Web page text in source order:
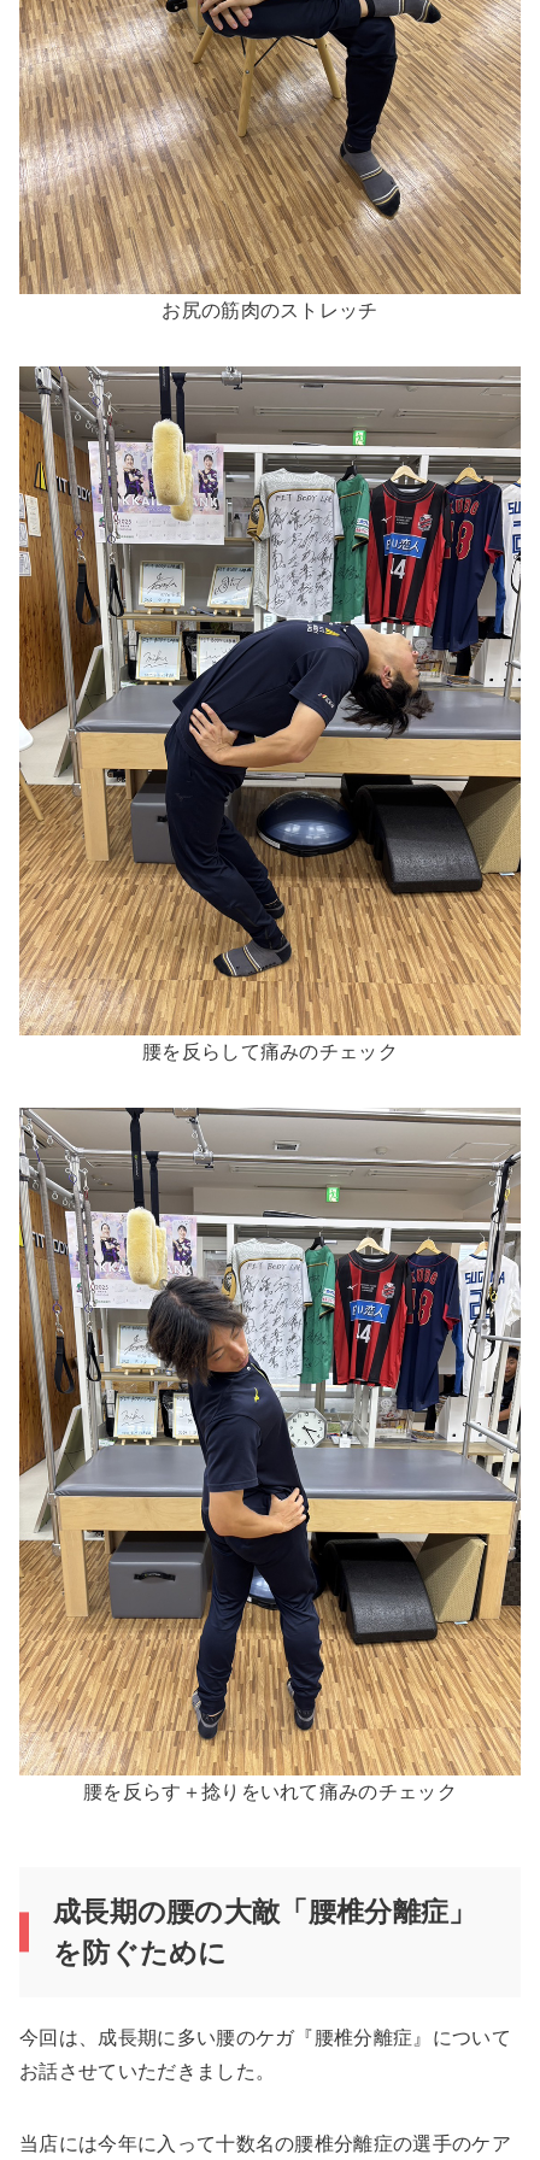
お尻の筋肉のストレッチ
腰を反らして痛みのチェック
腰を反らす＋捻りをいれて痛みのチェック
成長期の腰の大敵「腰椎分離症」
を防ぐために
今回は、成長期に多い腰のケガ『腰椎分離症』について
お話させていただきました。
当店には今年に入って十数名の腰椎分離症の選手のケア